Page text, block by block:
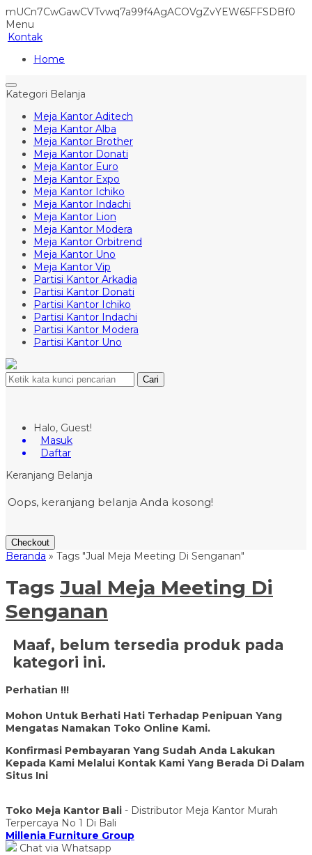
mUCn7CwGawCVTvwq7a99f4AgACOVgZvYEW65FFSDBf0
Menu
Kontak
Home
Kategori Belanja
Meja Kantor Aditech
Meja Kantor Alba
Meja Kantor Brother
Meja Kantor Donati
Meja Kantor Euro
Meja Kantor Expo
Meja Kantor Ichiko
Meja Kantor Indachi
Meja Kantor Lion
Meja Kantor Modera
Meja Kantor Orbitrend
Meja Kantor Uno
Meja Kantor Vip
Partisi Kantor Arkadia
Partisi Kantor Donati
Partisi Kantor Ichiko
Partisi Kantor Indachi
Partisi Kantor Modera
Partisi Kantor Uno
Cari
Halo, Guest!
Masuk
Daftar
Keranjang Belanja
Oops, keranjang belanja Anda kosong!
Checkout
Beranda » Tags "Jual Meja Meeting Di Senganan"
Tags Jual Meja Meeting Di
Senganan
Maaf, belum tersedia produk pada
kategori ini.
Perhatian !!!
Mohon Untuk Berhati Hati Terhadap Penipuan Yang
Mengatas Namakan Toko Online Kami.
Konfirmasi Pembayaran Yang Sudah Anda Lakukan
Kepada Kami Melalui Kontak Kami Yang Berada Di Dalam
Situs Ini
Toko Meja Kantor Bali - Distributor Meja Kantor Murah
Terpercaya No 1 Di Bali
Millenia Furniture Group
Chat via Whatsapp